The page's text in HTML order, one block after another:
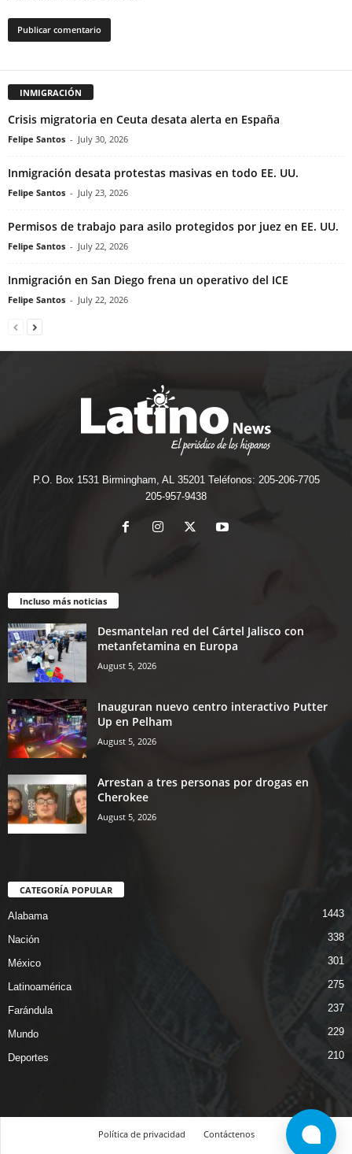
INMIGRACIÓN
Crisis migratoria en Ceuta desata alerta en España
Felipe Santos - July 30, 2026
Inmigración desata protestas masivas en todo EE. UU.
Felipe Santos - July 23, 2026
Permisos de trabajo para asilo protegidos por juez en EE. UU.
Felipe Santos - July 22, 2026
Inmigración en San Diego frena un operativo del ICE
Felipe Santos - July 22, 2026
P.O. Box 1531 Birmingham, AL 35201 Teléfonos: 205-206-7705
205-957-9438
Incluso más noticias
Desmantelan red del Cártel Jalisco con
metanfetamina en Europa
August 5, 2026
Inauguran nuevo centro interactivo Putter
Up en Pelham
August 5, 2026
Arrestan a tres personas por drogas en
Cherokee
August 5, 2026
CATEGORÍA POPULAR
Alabama 1443
Nación 338
México 301
Latinoamérica 275
Farándula 237
Mundo 229
Deportes 210
Política de privacidad
Contáctenos